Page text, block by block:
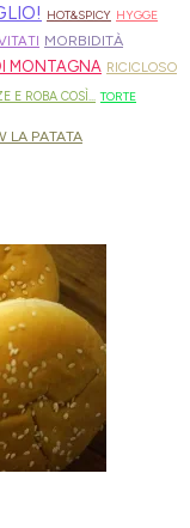
HOT&SPICY HYGGE
MORBIDITÀ
MONTAGNA RICICLOSO
E ROBA COSÌ... TORTE
LA PATATA